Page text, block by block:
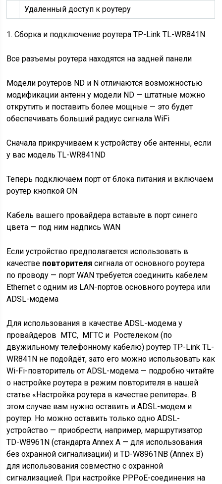
Удаленный доступ к роутеру
1. Сборка и подключение роутера TP-Link TL-WR841N
Все разъемы роутера находятся на задней панели
Модели роутеров ND и N отличаются возможностью
модификации антенн у модели ND — штатные можно
открутить и поставить более мощные — это будет
обеспечивать больший радиус сигнала WiFi
Сначала прикручиваем к устройству обе антенны, если
у вас модель TL-WR841ND
Теперь подключаем порт от блока питания и включаем
роутер кнопкой ON
Кабель вашего провайдера вставьте в порт синего
цвета — под ним надпись WAN
Если устройство предполагается использовать в
качестве повторителя сигнала от основного роутера
по проводу — порт WAN требуется соединить кабелем
Ethernet с одним из LAN-портов основного роутера или
ADSL-модема
Для использования в качествеADSL-модема у
провайдеров МТС, МГТС и Ростелеком (по
двужильному телефонному кабелю) роутер TP-Link TL-
WR841N не подойдёт, зато его можно использовать как
Wi-Fi-повторитель от ADSL-модема — подробно читайте
о настройке роутера в режим повторителя в нашей
статье «Настройка роутера в качестве репитера«. В
этом случае вам нужно оставить и ADSL-модем и
роутер. Но можно оставить только одно ADSL-
устройство — приобрести, например, маршрутизатор
TD-W8961N (стандарта Annex A — для использования
без охранной сигнализации) и TD-W8961NB (Annex B)
для использования совместно с охранной
сигнализацией. При настройке PPPoE-соединения на